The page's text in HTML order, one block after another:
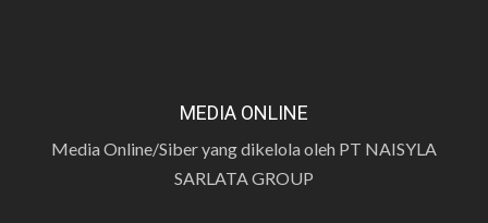
MEDIA ONLINE
Media Online/Siber yang dikelola oleh PT NAISYLA
SARLATA GROUP